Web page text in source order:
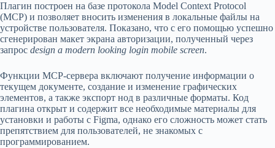
Плагин построен на базе протокола Model Context Protocol
(MCP) и позволяет вносить изменения в локальные файлы на
устройстве пользователя. Показано, что с его помощью успешно
сгенерирован макет экрана авторизации, полученный через
запрос design a modern looking login mobile screen.
Функции MCP-сервера включают получение информации о
текущем документе, создание и изменение графических
элементов, а также экспорт нод в различные форматы. Код
плагина открыт и содержит все необходимые материалы для
установки и работы с Figma, однако его сложность может стать
препятствием для пользователей, не знакомых с
программированием.